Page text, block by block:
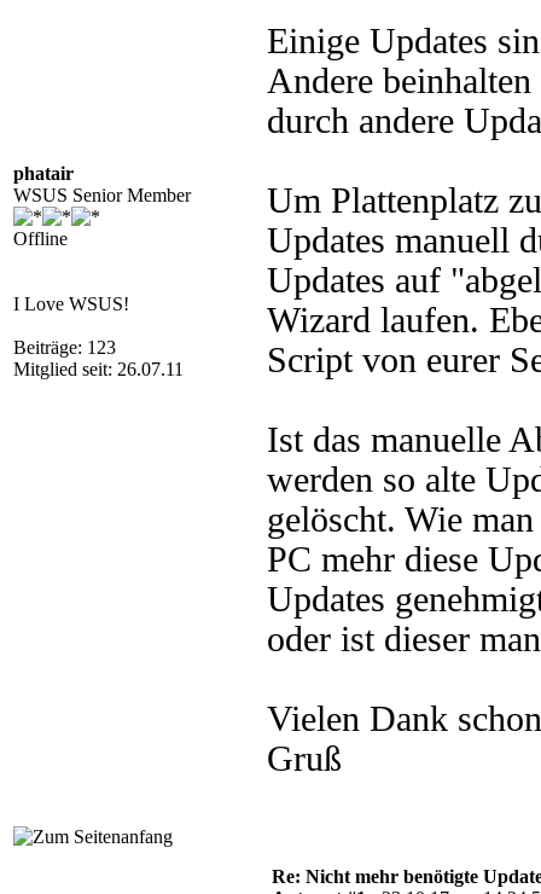
phatair
WSUS Senior Member
Offline
I Love WSUS!
Beiträge: 123
Mitglied seit: 26.07.11
Einige Updates
Andere
durch andere
Um Plattenplatz
Updates manuell
Updates auf
Wizard laufen.
Script von eurer
Ist das manuelle
werden so alte
gelöscht. Wie
PC mehr diese
Updates
oder ist dieser
Vielen Dank
Gruß
Re: Nicht mehr benötigte